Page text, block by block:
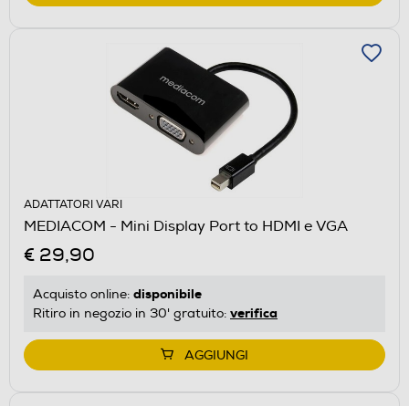
ADATTATORI VARI
MEDIACOM - Mini Display Port to HDMI e VGA
€ 29,90
Acquisto online: disponibile
Ritiro in negozio in 30' gratuito: verifica
AGGIUNGI